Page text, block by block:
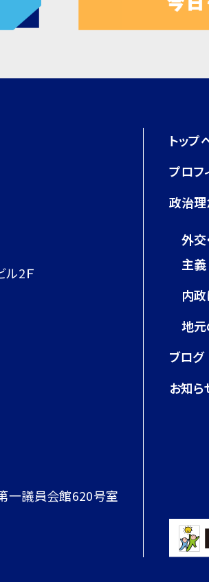
2Ｆ
一議員会館620号室
トップ
プロフ
政治理
外交
主義
内
地元
ブログ
お知ら